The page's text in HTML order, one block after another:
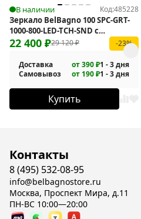
В наличии Код:485228
Зеркало BelBagno 100 SPC-GRT-
1000-800-LED-TCH-SND с
подсветкой29 120₽
22 400 ₽ -23%
Доставка от 390 ₽1 - 3 дня
Самовывоз
от 190 ₽1 - 3 дня
Купить
Контакты
8 (495) 532-08-95
info@belbagnostore.ru
Москва, Проспект Мира, д.11
ПН-ВС 10:00—20:00